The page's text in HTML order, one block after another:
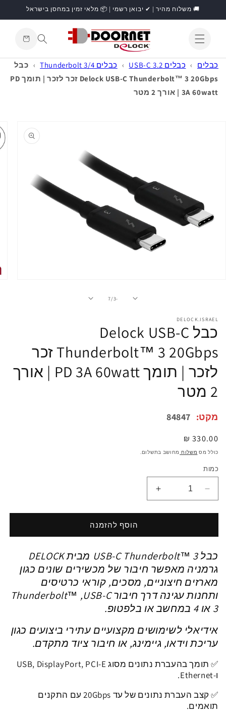
דילוג🚚 משלוח מהיר | ✔ יבואן רשמי | 📦 מלאי זמין במחסן בישראל
התחברות
קניות
כבלים › כבלים USB-C 3.2 › כבלים Thunderbolt 3/4 › כבל
Delock USB-C Thunderbolt™ 3 20Gbps זכר לזכר | תומך PD
3A 60watt | אורך 2 מטר
-3
/
מתוך
7
DELOCK.ISRAEL
כבל Delock USB-C
Thunderbolt™ 3 20Gbps זכר
לזכר | תומך PD 3A 60watt | אורך
2 מטר
מקט: 84847
מחיר
רגיל
330.00 ₪
כולל מס משלוח מחושב בתשלום.
כמות
הפחתת
כמות
ל
Delock
C
Thunderbolt™
3
20Gbps
זכר
לזכר
תומך
PD
60watt
|
2
מטר
הגדלת
כמות
ל
Delock
C
Thunderbolt™
3
20Gbps
זכר
לזכר
תומך
PD
60watt
2
הוסף להזמנה
כבל USB-C Thunderbolt™ 3 מבית
DELOCK
גרמניה מאפשר חיבור של מכשירים שונים כגון
מארזים חיצוניים, מסכים, קוראי כרטיסים
ותחנות עגינה דרך חיבור USB-C, ‏Thunderbolt™
3 או 4 במחשב או בלפטופ
.
אידיאלי לשימושים מקצועיים עתירי ביצועים כגון
עריכת וידאו, גיימינג, או חיבור ציוד מתקדם.
✅ תומך בהעברת נתונים מסוג USB, DisplayPort, PCI-E
ו-Ethernet.
✅ קצב העברת נתונים של עד 20Gbps עם התקנים
תואמים.